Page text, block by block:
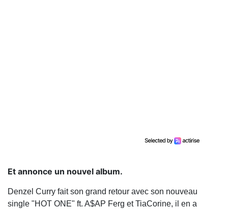
Et annonce un nouvel album.
Denzel Curry fait son grand retour avec son nouveau
single "HOT ONE" ft. A$AP Ferg et TiaCorine, il en a